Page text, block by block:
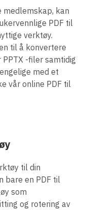
medlemskap, kan
PDF til
verktøy.
til å konvertere
-filer samtidig
med et
vår online PDF til
til din
bare en PDF til
som
og rotering av